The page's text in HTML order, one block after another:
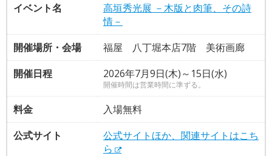
イベント名
高垣秀光展 －木版と肉筆、その詩
情－
開催場所・会場
福屋 八丁堀本店7階 美術画廊
開催日程
2026年7月9日(木)～15日(水)
開催時間は営業時間に準ずる。
料金
入場無料
公式サイト
公式サイトほか、関連サイトはこち
ら